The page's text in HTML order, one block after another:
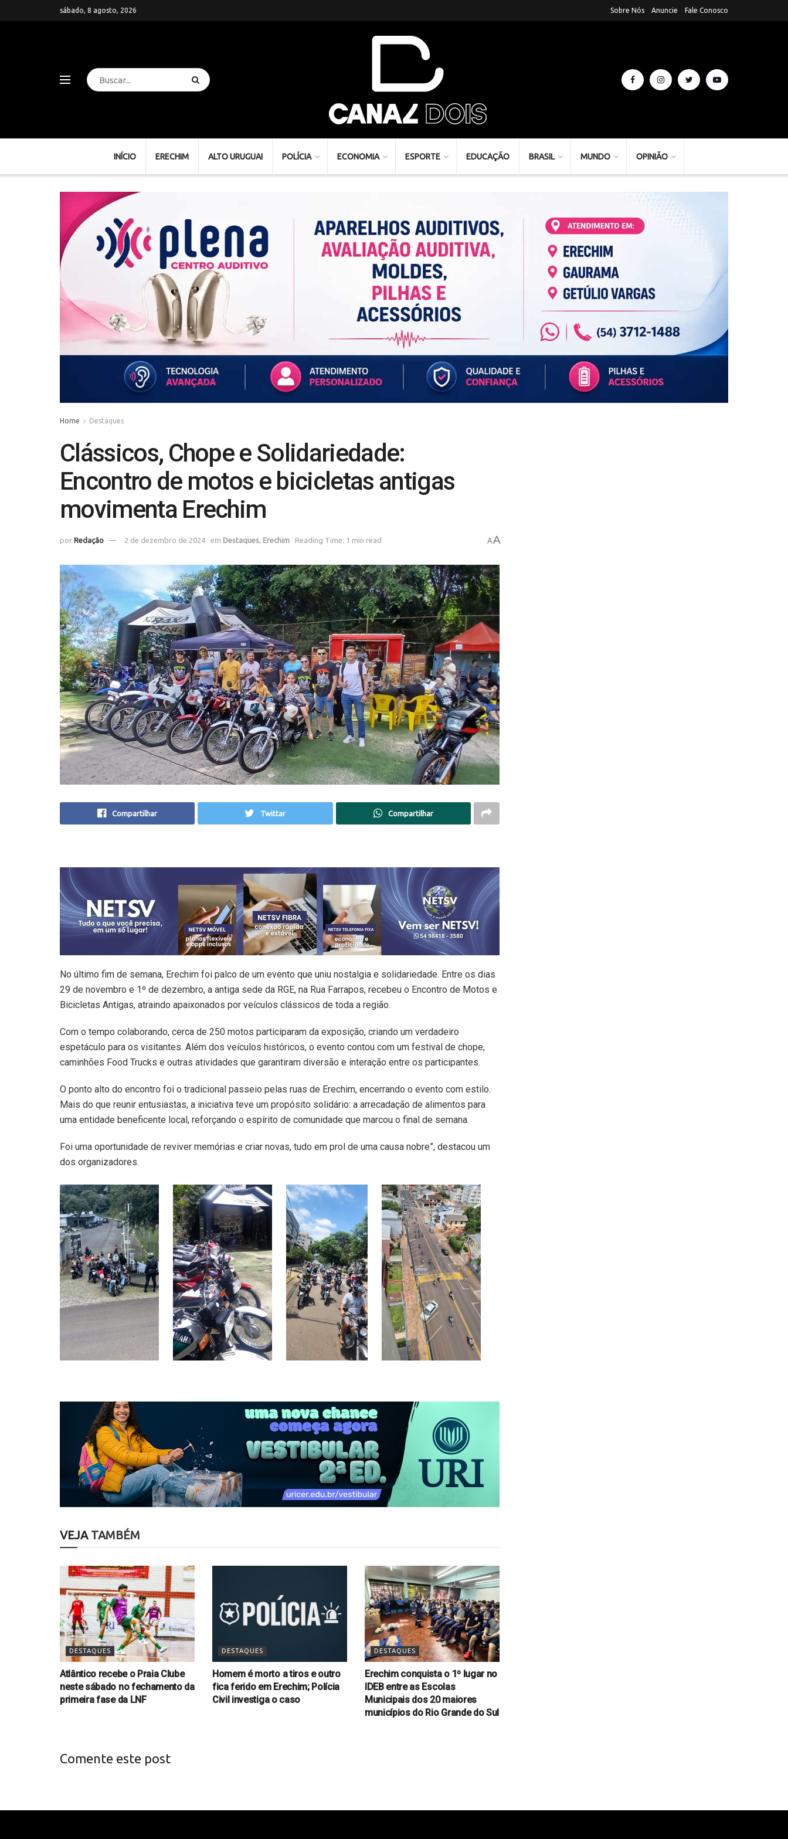
sábado, 8 agosto, 2026 Sobre Nós Anuncie Fale Conosco
INÍCIO ERECHIM ALTO URUGUAI POLÍCIA ECONOMIA ESPORTE EDUCAÇÃO BRASIL MUNDO OPINIÃO
Home Destaques
Clássicos, Chope e Solidariedade:
Encontro de motos e bicicletas antigas
movimenta Erechim
por Redação 2 de dezembro de 2024 em Destaques, Erechim Reading Time: 1 min read AA
Compartilhar Twittar Compartilhar
No último fim de semana, Erechim foi palco de um evento que uniu nostalgia e solidariedade. Entre os dias
29 de novembro e 1º de dezembro, a antiga sede da RGE, na Rua Farrapos, recebeu o Encontro de Motos e
Bicicletas Antigas, atraindo apaixonados por veículos clássicos de toda a região.
Com o tempo colaborando, cerca de 250 motos participaram da exposição, criando um verdadeiro
espetáculo para os visitantes. Além dos veículos históricos, o evento contou com um festival de chope,
caminhões Food Trucks e outras atividades que garantiram diversão e interação entre os participantes.
O ponto alto do encontro foi o tradicional passeio pelas ruas de Erechim, encerrando o evento com estilo.
Mais do que reunir entusiastas, a iniciativa teve um propósito solidário: a arrecadação de alimentos para
uma entidade beneficente local, reforçando o espírito de comunidade que marcou o final de semana.
Foi uma oportunidade de reviver memórias e criar novas, tudo em prol de uma causa nobre”, destacou um
dos organizadores.
VEJATAMBÉM
DESTAQUES
Atlântico recebe o Praia Clube
neste sábado no fechamento da
primeira fase da LNF
DESTAQUES
Homem é morto a tiros e outro
fica ferido em Erechim; Polícia
Civil investiga o caso
DESTAQUES
Erechim conquista o 1º lugar no
IDEB entre as Escolas
Municipais dos 20 maiores
municípios do Rio Grande do Sul
Comente este post